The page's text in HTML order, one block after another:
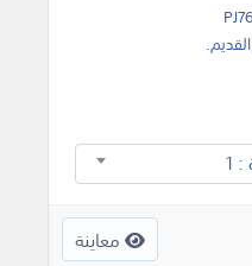
معاينة